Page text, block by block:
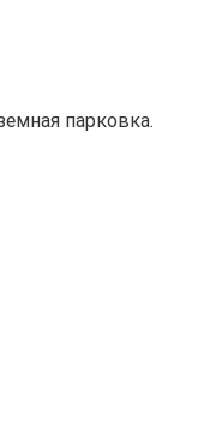
парковка.